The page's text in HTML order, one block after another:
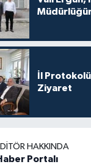
İl
Ziyaret
HAKKINDA
Portalı